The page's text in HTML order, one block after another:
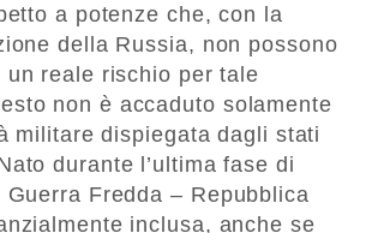
a potenze che, con la
della Russia, non possono
un reale rischio per tale
non è accaduto solamente
militare dispiegata dagli stati
durante l’ultima fase di
Fredda – Repubblica
inclusa, anche se